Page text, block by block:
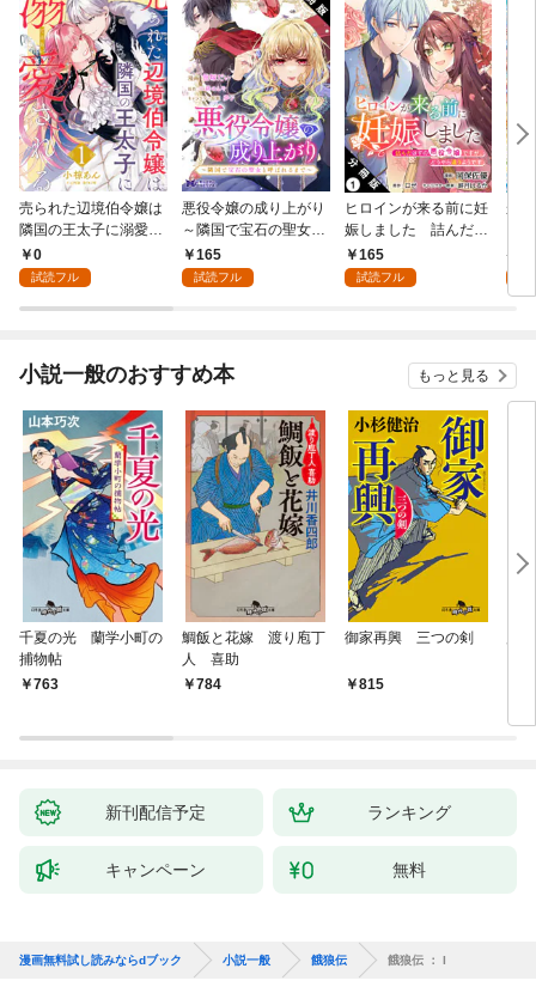
売られた辺境伯令嬢は
隣国の王太子に溺愛さ
れる 1
0
試読フル
悪役令嬢の成り上がり
～隣国で宝石の聖女と
呼ばれるまで～（コミ
ック） 分冊版 1
165
試読フル
ヒロインが来る前に妊
娠しました 詰んだは
ずの悪役令嬢ですが、
どうやら違うようです
165
試読フル
か
小説一般のおすすめ本 もっと見る
千夏の光 蘭学小町の
捕物帖
763
鯛飯と花嫁 渡り庖丁
人 喜助
784
御家再興 三つの剣
815
新刊配信予定 ランキング
キャンペーン 無料
漫画無料試し読みならdブック 小説一般 餓狼伝 餓狼伝 ： I